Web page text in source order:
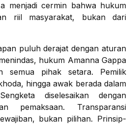
menjadi cermin bahwa hukum
riil masyarakat, bukan dari
puluh derajat dengan aturan
hukum Amanna Gappa
semua pihak setara. Pemilik
hingga awak berada dalam
diselesaikan dengan
pemaksaan. Transparansi
bukan pilihan. Prinsip-